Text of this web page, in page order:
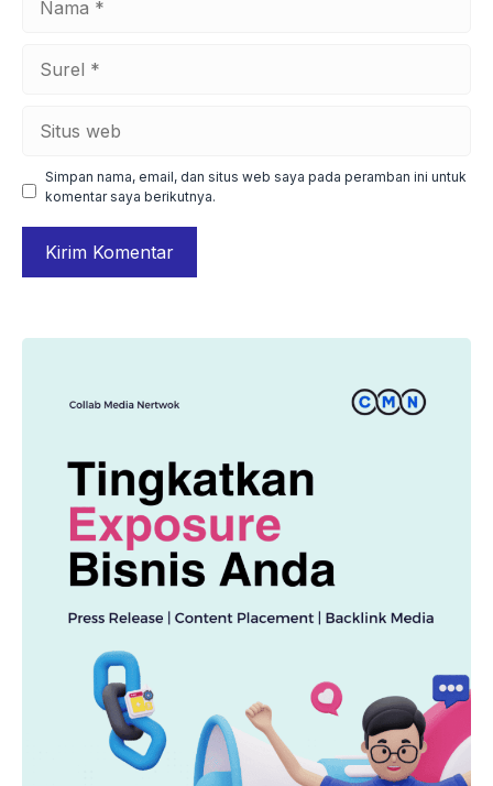
Simpan nama, email, dan situs web saya pada peramban ini untuk
komentar saya berikutnya.